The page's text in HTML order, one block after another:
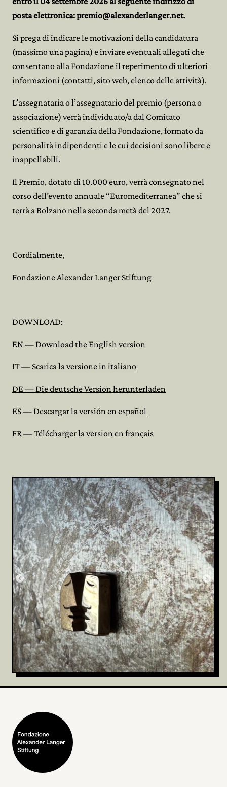
posta elettronica:premio@alexanderlanger.net.
Si prega di indicare le motivazioni della candidatura
(massimo una pagina) e inviare eventuali allegati che
consentano alla Fondazione il reperimento di ulteriori
informazioni (contatti, sito web, elenco delle attività).
L’assegnataria o l’assegnatario del premio (persona o
associazione) verrà individuato/a dal Comitato
scientifico e di garanzia della Fondazione, formato da
personalità indipendenti e le cui decisioni sono libere e
inappellabili.
Il Premio, dotato di 10.000 euro, verrà consegnato nel
corso dell’evento annuale “Euromediterranea” che si
terrà a Bolzano nella seconda metà del 2027.
Cordialmente,
Fondazione Alexander Langer Stiftung
DOWNLOAD:
EN — Download the English version
IT — Scarica la versione in italiano
DE — Die deutsche Version herunterladen
ES — Descargar la versión en español
FR — Télécharger la version en français